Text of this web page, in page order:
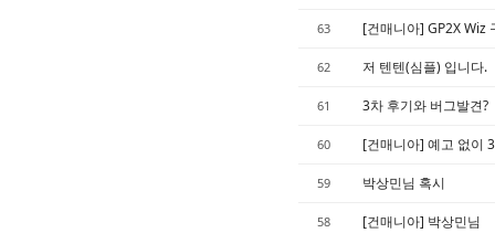
63 [건매니아] GP2X Wiz
62 저 텐텐(심플) 입니다.
61 3차 후기와 버그발견?
60 [건매니아] 예고 없이
59 박상민님 혹시
58 [건매니아] 박상민님